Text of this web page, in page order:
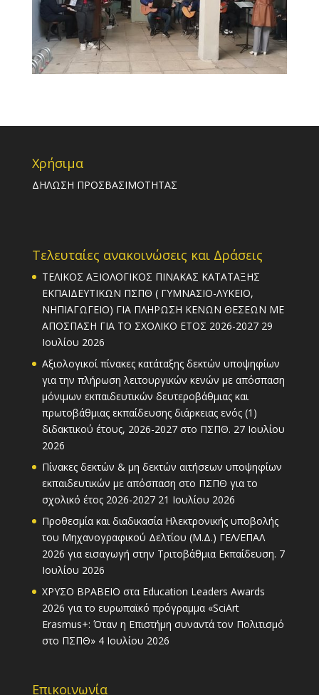
Χρήσιμα
ΔΗΛΩΣΗ ΠΡΟΣΒΑΣΙΜΟΤΗΤΑΣ
Τελευταίες ανακοινώσεις και Δράσεις
ΤΕΛΙΚΟΣ ΑΞΙΟΛΟΓΙΚΟΣ ΠΙΝΑΚΑΣ ΚΑΤΑΤΑΞΗΣ
ΕΚΠΑΙΔΕΥΤΙΚΩΝ ΠΣΠΘ ( ΓΥΜΝΑΣΙΟ-ΛΥΚΕΙΟ,
ΝΗΠΙΑΓΩΓΕΙΟ) ΓΙΑ ΠΛΗΡΩΣΗ ΚΕΝΩΝ ΘΕΣΕΩΝ ΜΕ
ΑΠΟΣΠΑΣΗ ΓΙΑ ΤΟ ΣΧΟΛΙΚΟ ΕΤΟΣ 2026-2027 29
Ιουλίου 2026
Αξιολογικοί πίνακες κατάταξης δεκτών υποψηφίων
για την πλήρωση λειτουργικών κενών με απόσπαση
μόνιμων εκπαιδευτικών δευτεροβάθμιας και
πρωτοβάθμιας εκπαίδευσης διάρκειας ενός (1)
διδακτικού έτους, 2026-2027 στο ΠΣΠΘ. 27 Ιουλίου
2026
Πίνακες δεκτών & μη δεκτών αιτήσεων υποψηφίων
εκπαιδευτικών με απόσπαση στο ΠΣΠΘ για το
σχολικό έτος 2026-2027 21 Ιουλίου 2026
Προθεσμία και διαδικασία Ηλεκτρονικής υποβολής
του Μηχανογραφικού Δελτίου (Μ.Δ.) ΓΕΛ/ΕΠΑΛ
2026 για εισαγωγή στην Τριτοβάθμια Εκπαίδευση. 7
Ιουλίου 2026
ΧΡΥΣΟ ΒΡΑΒΕΙΟ στα Education Leaders Awards
2026 για το ευρωπαϊκό πρόγραμμα «SciArt
Erasmus+: Όταν η Επιστήμη συναντά τον Πολιτισμό
στο ΠΣΠΘ» 4 Ιουλίου 2026
Επικοινωνία